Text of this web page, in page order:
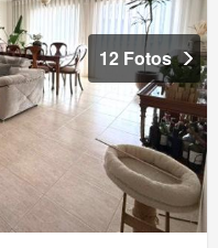
12 Fotos